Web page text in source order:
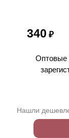
340 ₽
Оптовые
Нашли